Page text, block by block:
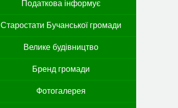
Податкова інформує
Старостати Бучанської громади
Велике будівництво
Бренд громади
Фотогалерея